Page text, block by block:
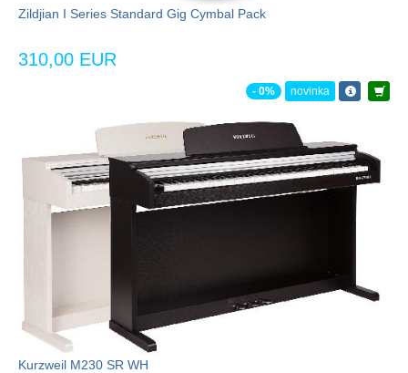
Zildjian I Series Standard Gig Cymbal Pack
310,00 EUR
- 0% novinka
Kurzweil M230 SR WH